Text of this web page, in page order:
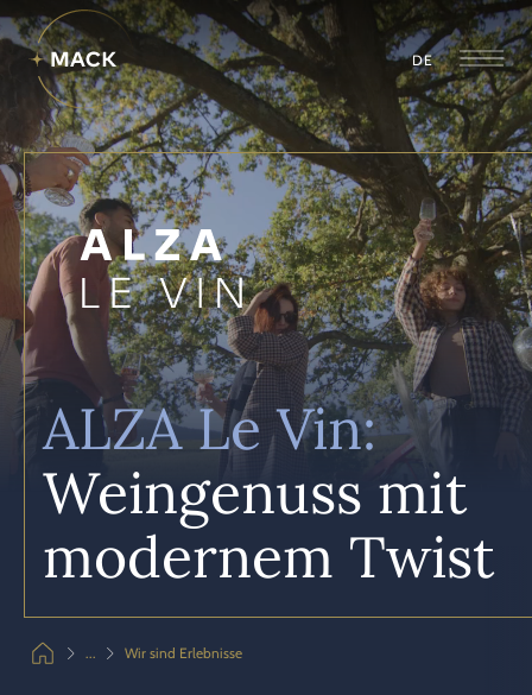
DE
ALZA Le Vin:
Weingenuss mit
modernem Twist
... Wir sind Erlebnisse